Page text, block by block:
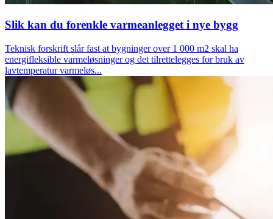
Slik kan du forenkle varmeanlegget i nye bygg
Teknisk forskrift slår fast at bygninger over 1 000 m2 skal ha
energifleksible varmeløsninger og det tilrettelegges for bruk av
lavtemperatur varmeløs...